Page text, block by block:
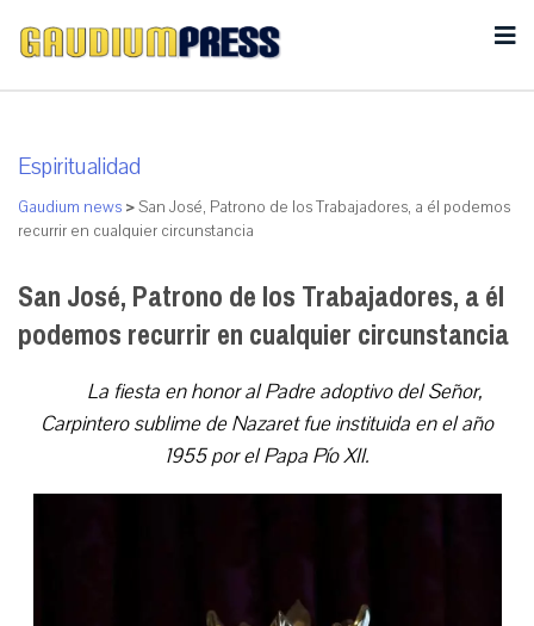
Espiritualidad
Gaudium news >San José, Patrono de los Trabajadores, a él podemos
recurrir en cualquier circunstancia
San José, Patrono de los Trabajadores, a él
podemos recurrir en cualquier circunstancia
La fiesta en honor al Padre adoptivo del Señor,
Carpintero sublime de Nazaret fue instituida en el año
1955 por el Papa Pío XII.